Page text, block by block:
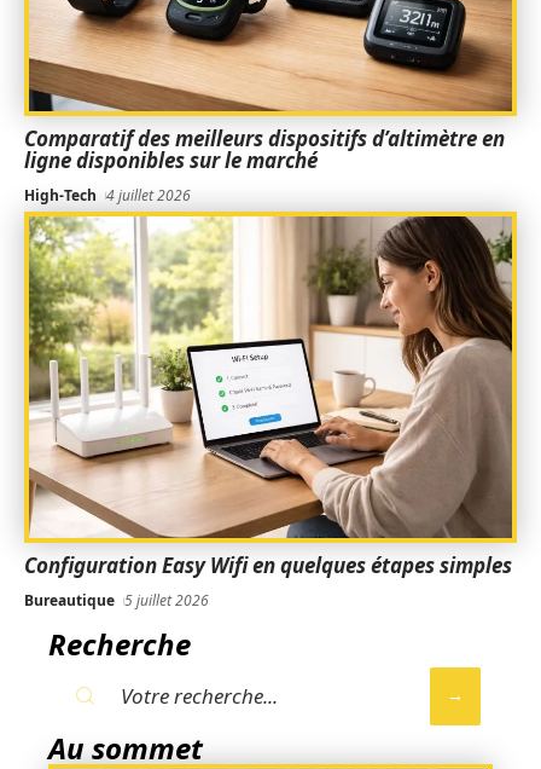
Comparatif des meilleurs dispositifs d’altimètre en
ligne disponibles sur le marché
High-Tech 4 juillet 2026
Configuration Easy Wifi en quelques étapes simples
Bureautique 5 juillet 2026
Recherche
Au sommet